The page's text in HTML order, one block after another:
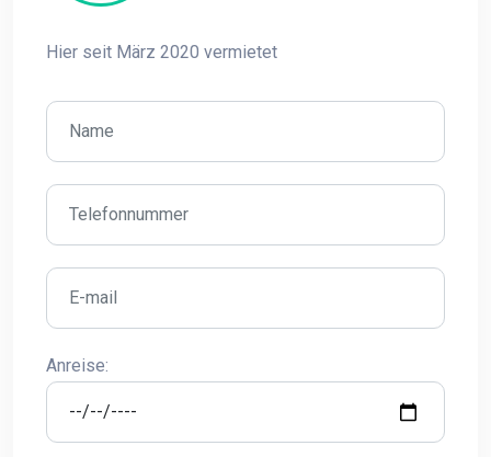
Hier seit März 2020 vermietet
Anreise: